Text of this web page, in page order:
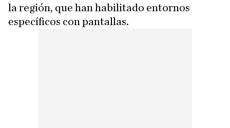
la región, que han habilitado entornos
específicos con pantallas.